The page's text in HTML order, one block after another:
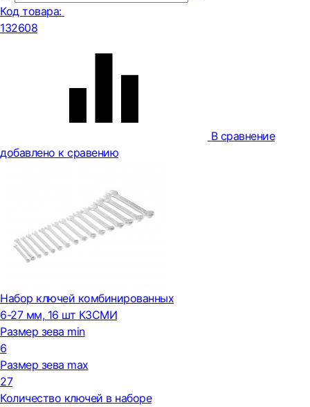
Код товара:
132608
В сравнение
добавлено к сравению
Набор ключей комбинированных
6-27 мм, 16 шт КЗСМИ
Размер зева min
6
Размер зева max
27
Количество ключей в наборе